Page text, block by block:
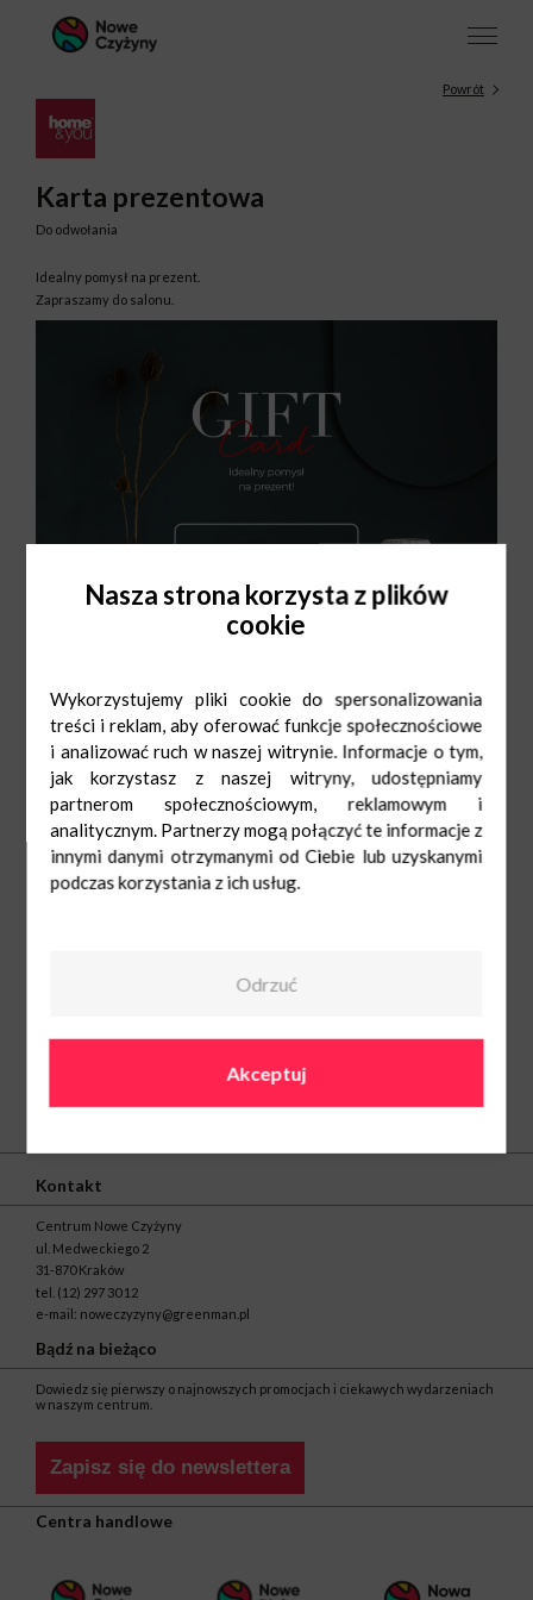
Powrót
Karta prezentowa
Do odwołania
Idealny pomysł na prezent.
Zapraszamy do salonu.
Kontakt
Centrum Nowe Czyżyny
ul. Medweckiego 2
31-870 Kraków
tel. (12) 297 30 12
e-mail: noweczyzyny@greenman.pl
Bądź na bieżąco
Dowiedz się pierwszy o najnowszych promocjach i ciekawych wydarzeniach
w naszym centrum.
Zapisz się do newslettera
Centra handlowe
Nasza strona korzysta z plików
cookie
Wykorzystujemy pliki cookie do spersonalizowania
treści i reklam, aby oferować funkcje społecznościowe
i analizować ruch w naszej witrynie. Informacje o tym,
jak korzystasz z naszej witryny, udostępniamy
partnerom społecznościowym, reklamowym i
analitycznym. Partnerzy mogą połączyć te informacje z
innymi danymi otrzymanymi od Ciebie lub uzyskanymi
podczas korzystania z ich usług.
Odrzuć
Akceptuj